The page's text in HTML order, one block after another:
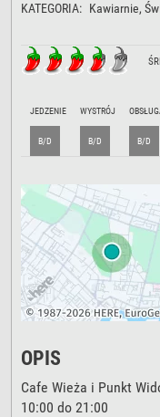
KATEGORIA: Kawiarnie,
JEDZENIE
B/D
WYSTRÓJ
B/D B/D
OPIS
Cafe Wieża i Punkt
10:00 do 21:00